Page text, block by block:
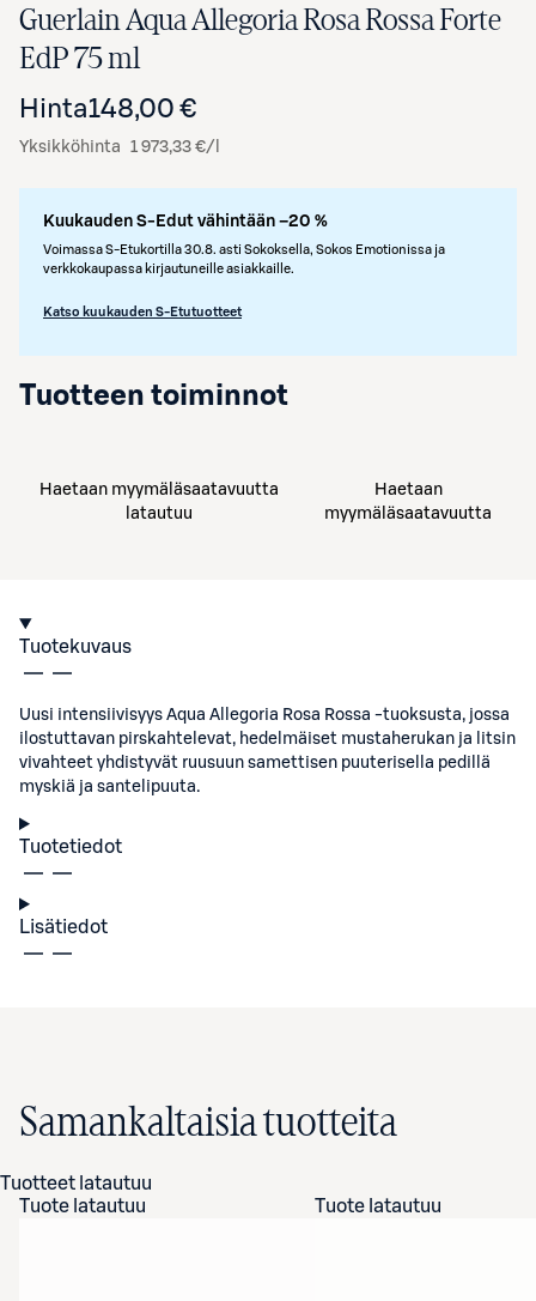
Guerlain Aqua Allegoria Rosa Rossa Forte
EdP 75 ml
Hinta148,00 €
Yksikköhinta 1 973,33 €/l
Kuukauden S-Edut vähintään –20 %
Voimassa S-Etukortilla 30.8. asti Sokoksella, Sokos Emotionissa ja
verkkokaupassa kirjautuneille asiakkaille.
Katso kuukauden S-Etutuotteet
Tuotteen toiminnot
Haetaan myymäläsaatavuutta
latautuu
Haetaan
myymäläsaatavuutta
Tuotekuvaus
Uusi intensiivisyys Aqua Allegoria Rosa Rossa -tuoksusta, jossa
ilostuttavan pirskahtelevat, hedelmäiset mustaherukan ja litsin
vivahteet yhdistyvät ruusuun samettisen puuterisella pedillä
myskiä ja santelipuuta.
Tuotetiedot
Lisätiedot
Samankaltaisia tuotteita
Tuotteet latautuu
Tuote latautuu
Tuote latautuu